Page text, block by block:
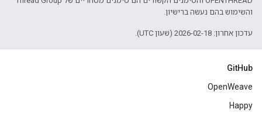
והשימוש בהם נעשה ברישיון.
עדכון אחרון: 2026-02-18 (שעון UTC).
GitHub
OpenWeave
Happy